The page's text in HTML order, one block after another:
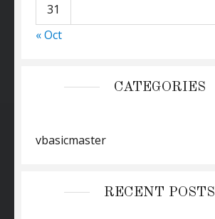
31
« Oct
CATEGORIES
vbasicmaster
RECENT POSTS